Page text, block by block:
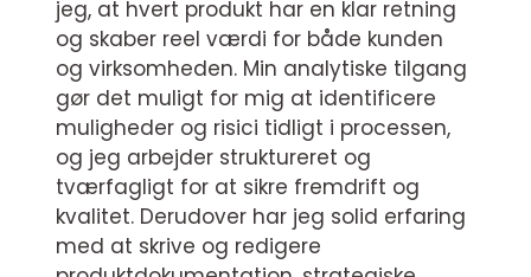
jeg, at hvert produkt har en klar retning
og skaber reel værdi for både kunden
og virksomheden. Min analytiske tilgang
gør det muligt for mig at identificere
muligheder og risici tidligt i processen,
og jeg arbejder struktureret og
tværfagligt for at sikre fremdrift og
kvalitet. Derudover har jeg solid erfaring
med at skrive og redigere